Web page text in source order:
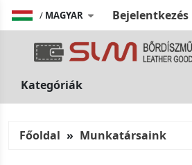
/ MAGYAR Bejelentkezés
Kategóriák
Főoldal Munkatársaink